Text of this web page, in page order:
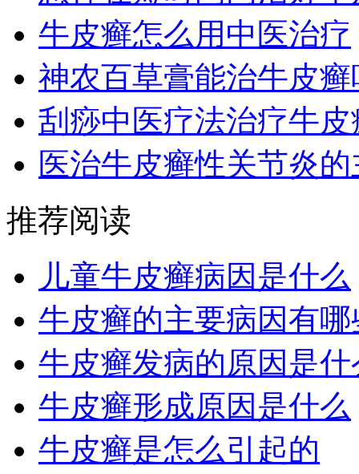
牛皮癣怎么用中医治疗
神农百草膏能治牛皮癣
刮痧中医疗法治疗牛皮
医治牛皮癣性关节炎
推荐阅读
儿童牛皮癣病因是什么
牛皮癣的主要病因有哪
牛皮癣发病的原因是什
牛皮癣形成原因是什么
牛皮癣是怎么引起的